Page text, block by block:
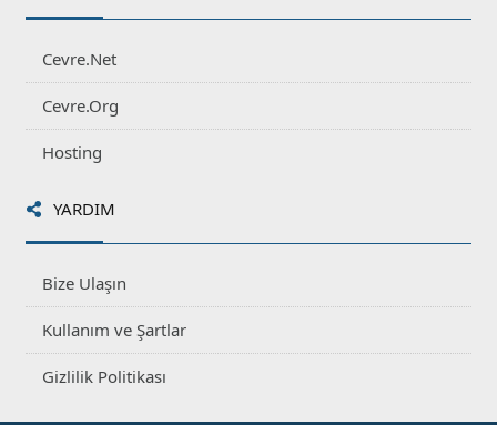
Cevre.Net
Cevre.Org
Hosting
YARDIM
Bize Ulaşın
Kullanım ve Şartlar
Gizlilik Politikası